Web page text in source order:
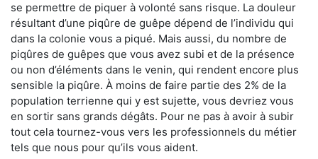
se permettre de piquer à volonté sans risque. La douleur
résultant d’une piqûre de guêpe dépend de l’individu qui
dans la colonie vous a piqué. Mais aussi, du nombre de
piqûres de guêpes que vous avez subi et de la présence
ou non d’éléments dans le venin, qui rendent encore plus
sensible la piqûre. À moins de faire partie des 2% de la
population terrienne qui y est sujette, vous devriez vous
en sortir sans grands dégâts. Pour ne pas à avoir à subir
tout cela tournez-vous vers les professionnels du métier
tels que nous pour qu’ils vous aident.